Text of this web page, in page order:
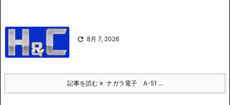
 8月 7, 2026
記事を読む ナガラ電子 A-51 ...